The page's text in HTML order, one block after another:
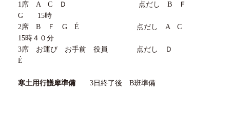
1席 A CＤ 点だし BＦ
G
15時
2席 BＦ G É 点だし A
C
15時４０分
3席 お運び お手前 役員 点だし Ｄ
É
寒土用行護摩準備 3日終了後 B班準備